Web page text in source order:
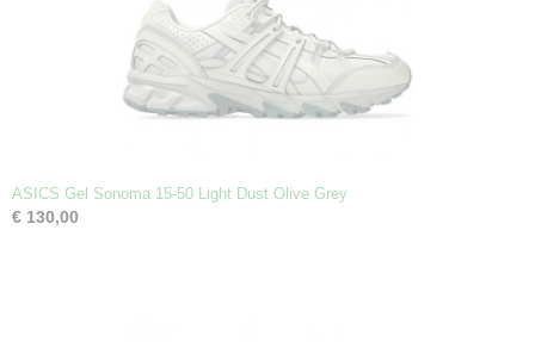
ASICS Gel Sonoma 15-50 Light Dust Olive Grey
€ 130,00